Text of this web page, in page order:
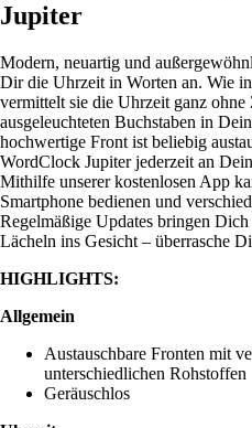
Jupiter
Modern, neuartig und
Dir die Uhrzeit in Worten an. Wie
vermittelt sie die Uhrzeit ganz
ausgeleuchteten Buchstaben in
hochwertige Front ist beliebig
WordClock Jupiter jederzeit an
Mithilfe unserer kostenlosen App
Smartphone bedienen und
Regelmäßige Updates bringen
Lächeln ins Gesicht – überrasche
HIGHLIGHTS:
Allgemein
Austauschbare Fronten mit
unterschiedlichen Rohstoffen
Geräuschlos